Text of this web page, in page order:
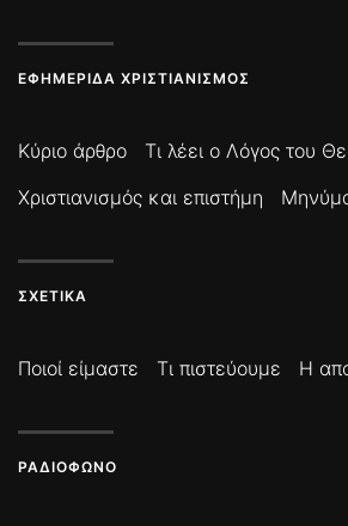
ΕΦΗΜΕΡΊΔΑ ΧΡΙΣΤΙΑΝΙΣΜΌΣ
Κύριο άρθρο Τι λέει ο Λόγος του
Χριστιανισμός και επιστήμη
ΣΧΕΤΙΚΆ
Ποιοί είμαστε Τι πιστεύουμε Η
ΡΑΔΙΌΦΩΝΟ